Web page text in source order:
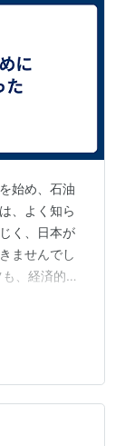
始め、石油
、よく知ら
く、日本が
ませんでし
、経済的理
百万人に膨
ります。現
チス・ドイ
。しかし、
（小野寺拓
ずしも…